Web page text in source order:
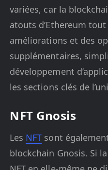
variées, car la
atouts d’Ethereum
améliorations et des
supplémentaires,
développement
les sections clés de
NFT Gnosis
Les NFT sont
blockchain Gnosis. Si